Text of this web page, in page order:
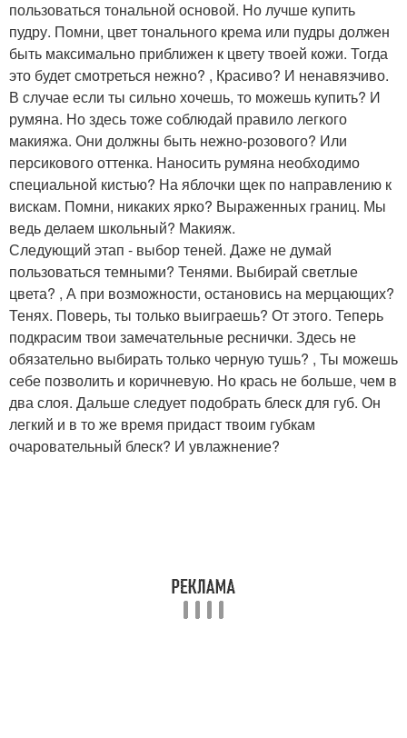
пользоваться тональной основой. Но лучше купить
пудру. Помни, цвет тонального крема или пудры должен
быть максимально приближен к цвету твоей кожи. Тогда
это будет смотреться нежно? , Красиво? И ненавязчиво.
В случае если ты сильно хочешь, то можешь купить? И
румяна. Но здесь тоже соблюдай правило легкого
макияжа. Они должны быть нежно-розового? Или
персикового оттенка. Наносить румяна необходимо
специальной кистью? На яблочки щек по направлению к
вискам. Помни, никаких ярко? Выраженных границ. Мы
ведь делаем школьный? Макияж.
Следующий этап - выбор теней. Даже не думай
пользоваться темными? Тенями. Выбирай светлые
цвета? , А при возможности, остановись на мерцающих?
Тенях. Поверь, ты только выиграешь? От этого. Теперь
подкрасим твои замечательные реснички. Здесь не
обязательно выбирать только черную тушь? , Ты можешь
себе позволить и коричневую. Но крась не больше, чем в
два слоя. Дальше следует подобрать блеск для губ. Он
легкий и в то же время придаст твоим губкам
очаровательный блеск? И увлажнение?